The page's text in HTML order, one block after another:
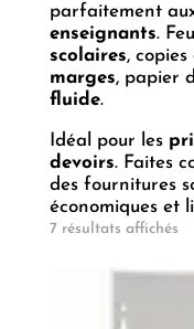
parfaitement
enseignants.
scolaires,
marges, papier
fluide.
Idéal pour les
devoirs. Faites
des fournitures
économiques et
7 résultats affichés